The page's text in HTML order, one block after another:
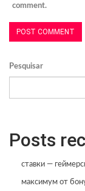
comment.
Pesquisar
Posts
ставки —
максимум от